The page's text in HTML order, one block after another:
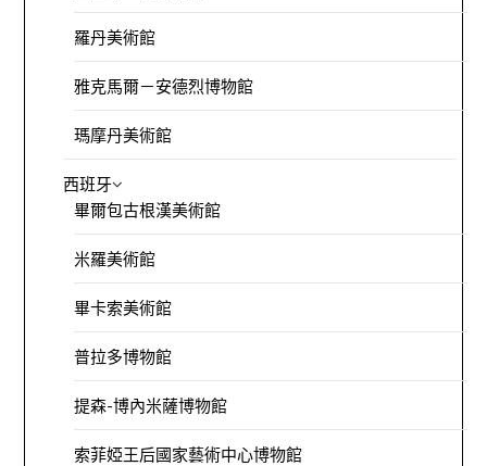
羅丹美術館
雅克馬爾－安德烈博物館
瑪摩丹美術館
西班牙
畢爾包古根漢美術館
米羅美術館
畢卡索美術館
普拉多博物館
提森-博內米薩博物館
索菲婭王后國家藝術中心博物館